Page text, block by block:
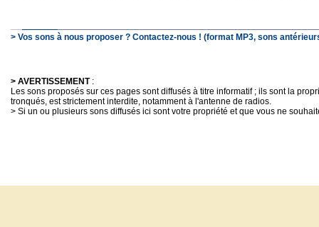
> Vos sons à nous proposer ? Contactez-nous ! (format MP3, sons
> AVERTISSEMENT:
Les sons proposés sur ces pages sont diffusés à titre informatif ; ils sont la
tronqués, est strictement interdite, notamment à l'antenne de radios.
> Si un ou plusieurs sons diffusés ici sont votre propriété et que vous ne